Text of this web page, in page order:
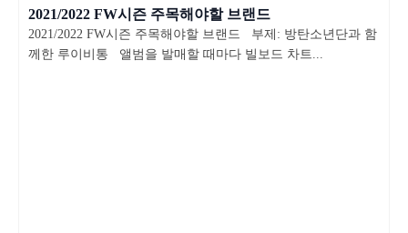
2021/2022 FW시즌 주목해야할 브랜드
2021/2022 FW시즌 주목해야할 브랜드 부제: 방탄소년단과 함
께한 루이비통 앨범을 발매할 때마다 빌보드 차트...